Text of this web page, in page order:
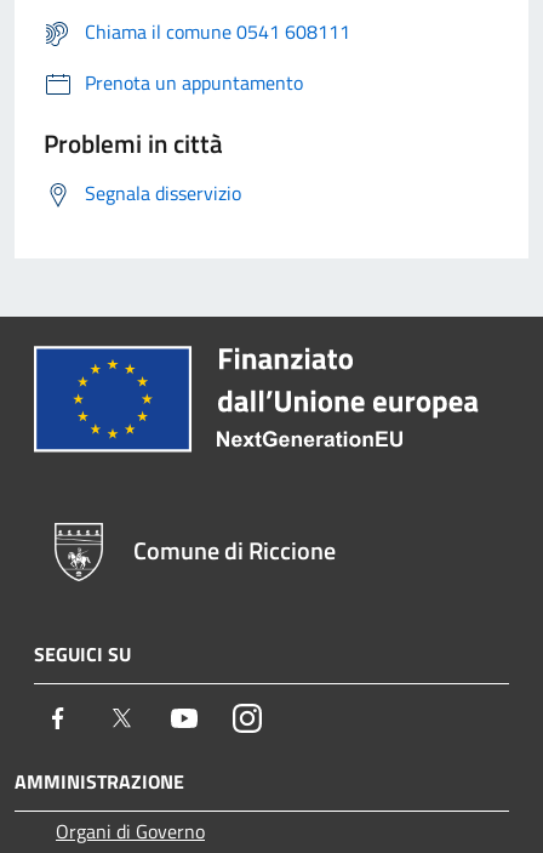
Chiama il comune 0541 608111
Prenota un appuntamento
Problemi in città
Segnala disservizio
Comune di Riccione
SEGUICI SU
Facebook Twitter YoutubeInstagram
AMMINISTRAZIONE
Organi di Governo